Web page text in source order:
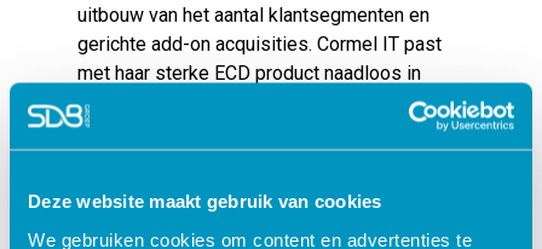
Deze website maakt gebruik van cookies
We gebruiken cookies om content en advertenties te
uitbouw van het aantal klantsegmenten en
gerichte add-on acquisities. Cormel IT past
met haar sterke ECD product naadloos in
deze strategie.”
Steven Vints (Management team lid Cormel
zeer sterke marktpositie opgebouwd waarbij
de klant centraal staat. In onze nauwe